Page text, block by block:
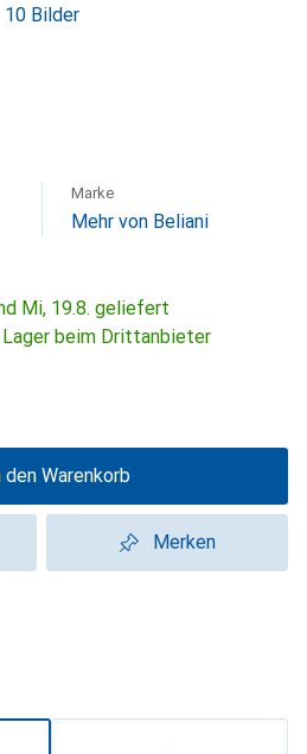
10 Bilder
Marke
Mehr von Beliani
Mi, 19.8. geliefert
beim Drittanbieter
den Warenkorb
Merken